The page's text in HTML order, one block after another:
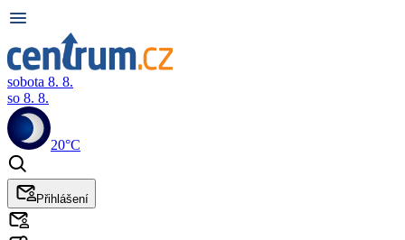
sobota 8. 8.
so 8. 8.
20°C
Přihlášení